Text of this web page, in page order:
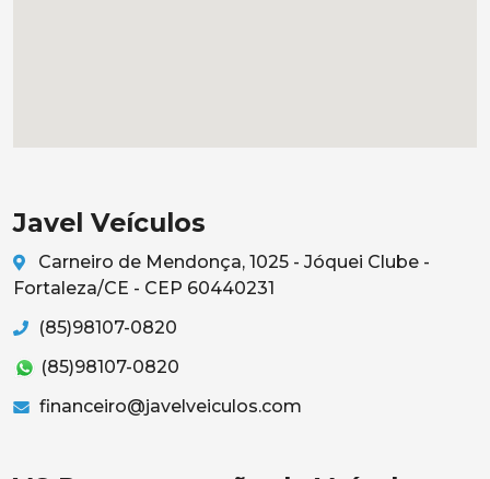
Javel Veículos
Carneiro de Mendonça, 1025 - Jóquei Clube -
Fortaleza/CE - CEP 60440231
(85)98107-0820
(85)98107-0820
financeiro@javelveiculos.com